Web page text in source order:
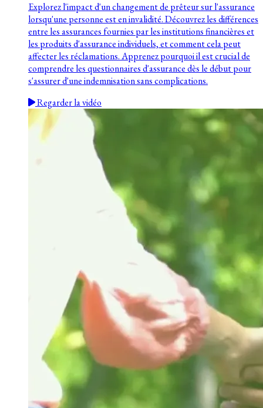
Explorez l'impact d'un changement de prêteur sur l'assurance
lorsqu'une personne est en invalidité. Découvrez les différences
entre les assurances fournies par les institutions financières et
les produits d'assurance individuels, et comment cela peut
affecter les réclamations. Apprenez pourquoi il est crucial de
comprendre les questionnaires d'assurance dès le début pour
s'assurer d'une indemnisation sans complications.
Regarder la vidéo